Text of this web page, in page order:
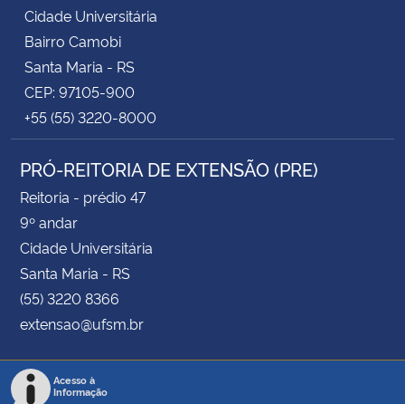
Cidade Universitária
Bairro Camobi
Santa Maria - RS
CEP: 97105-900
+55 (55) 3220-8000
PRÓ-REITORIA DE EXTENSÃO (PRE)
Reitoria - prédio 47
9º andar
Cidade Universitária
Santa Maria - RS
(55) 3220 8366
extensao@ufsm.br
Acesso à
Informação